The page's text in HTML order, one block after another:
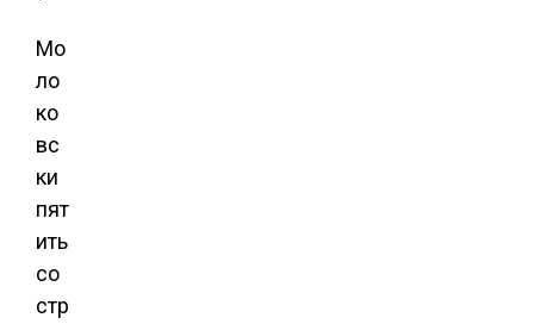
Мо
ло
ко
вс
ки
пят
ить
со
стр